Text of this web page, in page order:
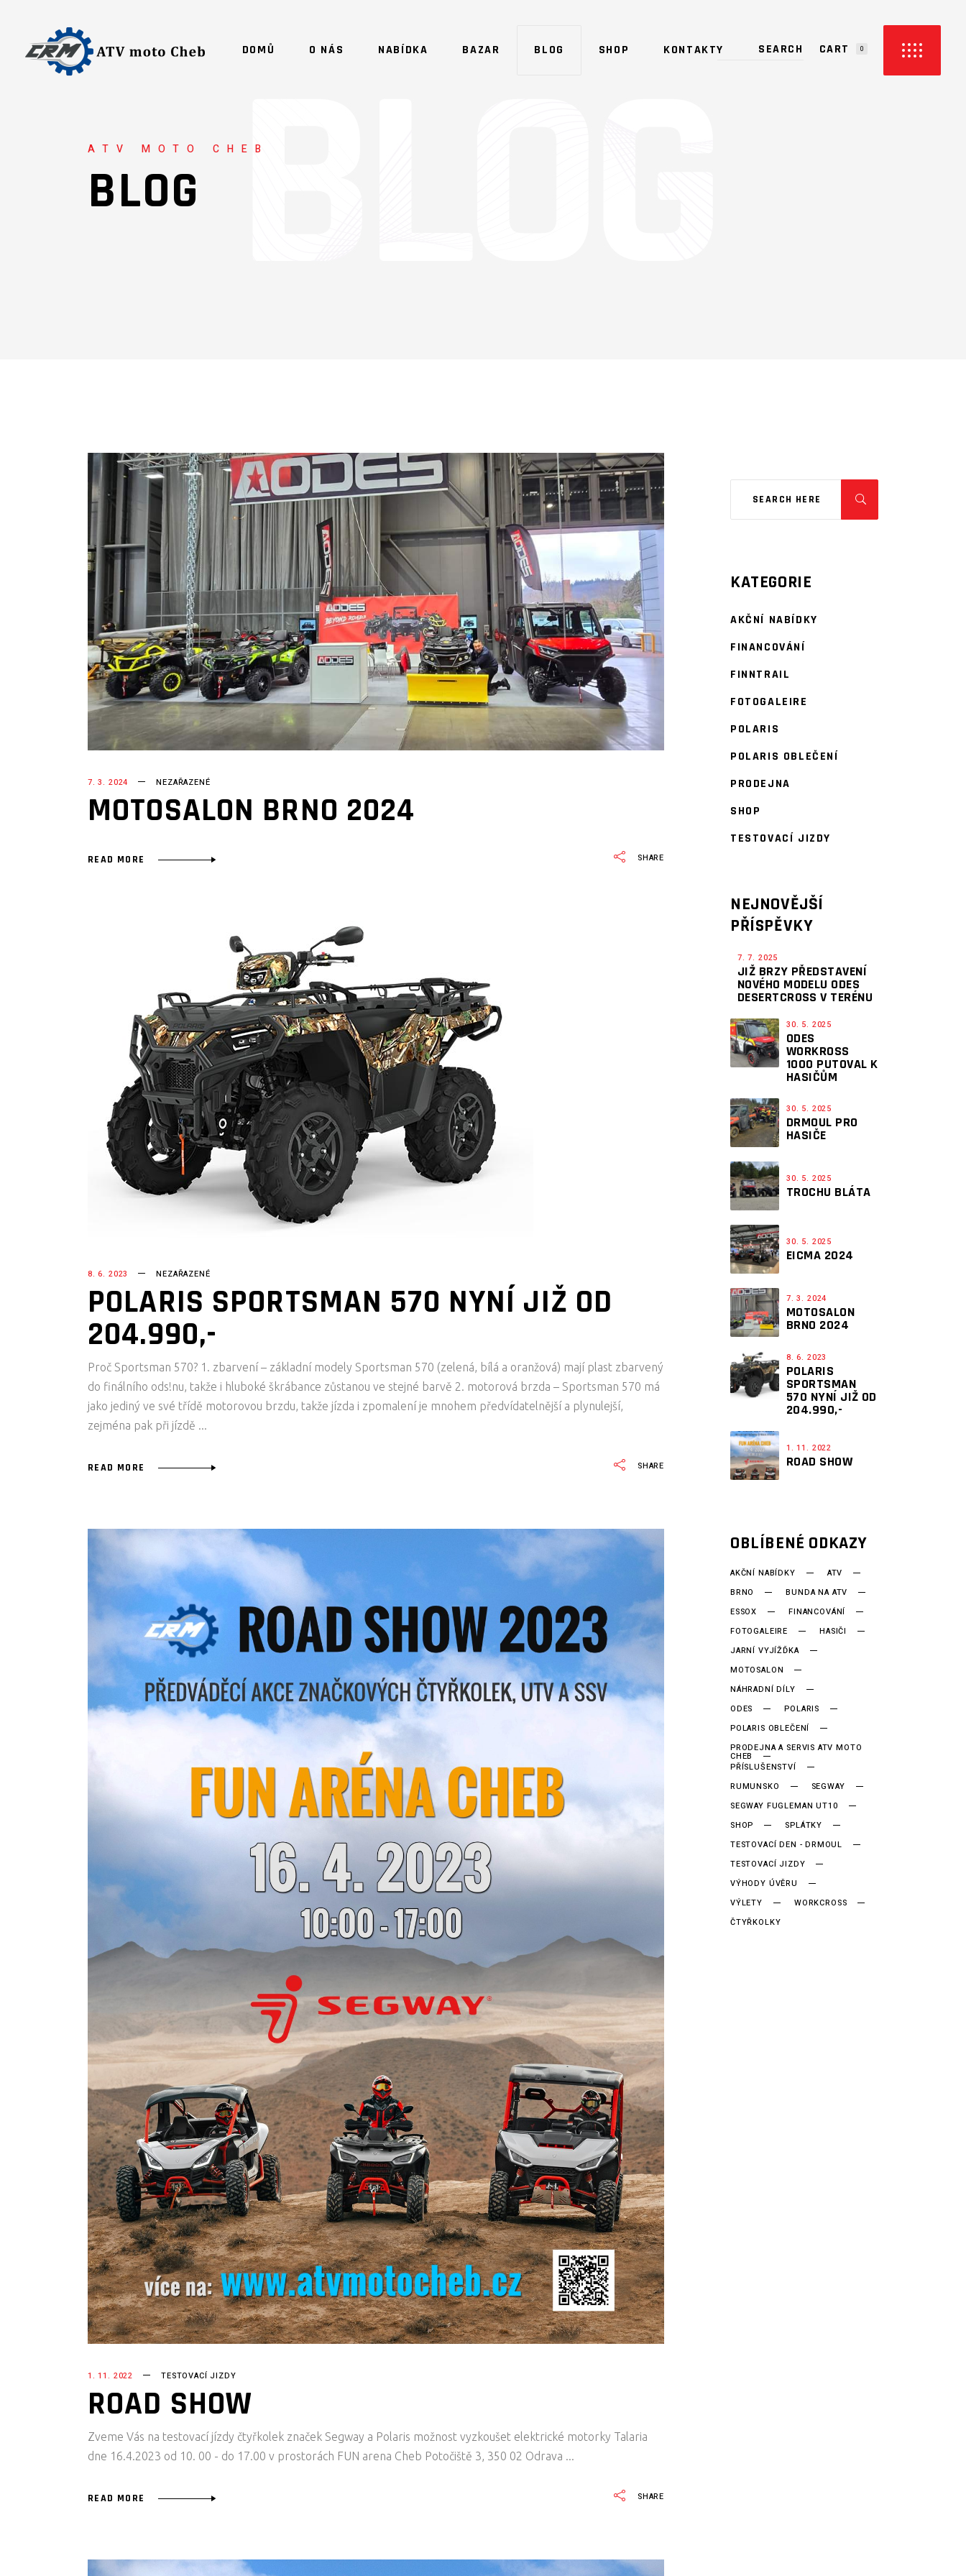
DOMŮ O NÁS NABÍDKA BAZAR BLOG SHOP KONTAKTY CART 0
ATV MOTO CHEB
BLOG
7. 3. 2024 NEZAŘAZENÉ
MOTOSALON BRNO 2024
READ MORE SHARE
8. 6. 2023 NEZAŘAZENÉ
POLARIS SPORTSMAN 570 NYNÍ JIŽ OD
204.990,-
Proč Sportsman 570? 1. zbarvení – základní modely Sportsman 570 (zelená, bílá a oranžová) mají plast zbarvený
do finálního ods!nu, takže i hluboké škrábance zůstanou ve stejné barvě 2. motorová brzda – Sportsman 570 má
jako jediný ve své třídě motorovou brzdu, takže jízda i zpomalení je mnohem předvídatelnější a plynulejší,
zejména pak při jízdě
READ MORE SHARE
1. 11. 2022 TESTOVACÍ JIZDY
ROAD SHOW
Zveme Vás na testovací jízdy čtyřkolek značek Segway a Polaris možnost vyzkoušet elektrické motorky Talaria
dne 16.4.2023 od 10. 00 - do 17.00 v prostorách FUN arena Cheb Potočiště 3, 350 02 Odrava
READ MORE SHARE
KATEGORIE
AKČNÍ NABÍDKY
FINANCOVÁNÍ
FINNTRAIL
FOTOGALEIRE
POLARIS
POLARIS OBLEČENÍ
PRODEJNA
SHOP
TESTOVACÍ JIZDY
NEJNOVĚJŠÍ
PŘÍSPĚVKY
7. 7. 2025
JIŽ BRZY PŘEDSTAVENÍ
NOVÉHO MODELU ODES
DESERTCROSS V TERÉNU
30. 5. 2025
ODES
WORKROSS
1000 PUTOVAL K
HASIČŮM
30. 5. 2025
DRMOUL PRO
HASIČE
30. 5. 2025
TROCHU BLÁTA
30. 5. 2025
EICMA 2024
7. 3. 2024
MOTOSALON
BRNO 2024
8. 6. 2023
POLARIS
SPORTSMAN
570 NYNÍ JIŽ OD
204.990,-
1. 11. 2022
ROAD SHOW
OBLÍBENÉ ODKAZY
AKČNÍ NABÍDKY
ATV
BRNO
BUNDA NA ATV
ESSOX
FINANCOVÁNÍ
FOTOGALEIRE
HASIČI
JARNÍ VYJÍŽĎKA
MOTOSALON
NÁHRADNÍ DÍLY
ODES
POLARIS
POLARIS OBLEČENÍ
PRODEJNA A SERVIS ATV MOTO
CHEB
PŘÍSLUŠENSTVÍ
RUMUNSKO
SEGWAY
SEGWAY FUGLEMAN UT10
SHOP
SPLÁTKY
TESTOVACÍ DEN - DRMOUL
TESTOVACÍ JIZDY
VÝHODY ÚVĚRU
VÝLETY
WORKCROSS
ČTYŘKOLKY